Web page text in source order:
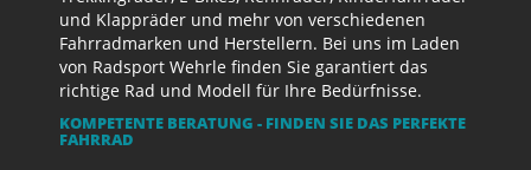
und Klappräder und mehr von verschiedenen
Fahrradmarken und Herstellern. Bei uns im Laden
von Radsport Wehrle finden Sie garantiert das
richtige Rad und Modell für Ihre Bedürfnisse.
KOMPETENTE BERATUNG - FINDEN SIE DAS PERFEKTE
FAHRRAD